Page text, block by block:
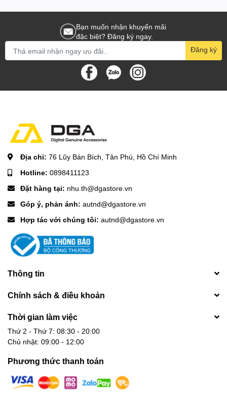
Bạn muốn nhận khuyến mãi
đặc biệt? Đăng ký ngay.
Đăng ký
Địa chỉ: 76 Lũy Bán Bích, Tân Phú, Hồ Chí Minh
Hotline: 0898411123
Đặt hàng tại: nhu.th@dgastore.vn
Góp ý, phản ánh: autnd@dgastore.vn
Hợp tác với chúng tôi: autnd@dgastore.vn
Thông tin
Chính sách & điều khoản
Thời gian làm việc
Thứ 2 - Thứ 7: 08:30 - 20:00
Chủ nhật: 09:00 - 12:00
Phương thức thanh toán